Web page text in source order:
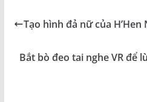
Tạo hình đả nữ của H’Hen
Bắt bò đeo tai nghe VR để